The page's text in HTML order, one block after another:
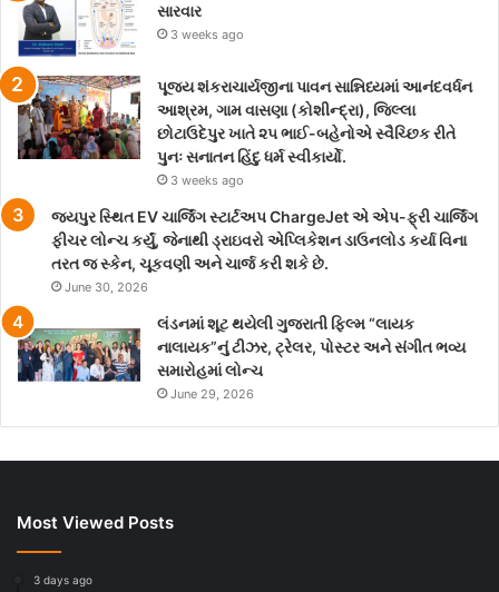
સારવાર
3 weeks ago
પૂજ્ય શંકરાચાર્યજીના પાવન સાન્નિધ્યમાં આનંદવર્ધન
આશ્રમ, ગામ વાસણા (કોશીન્દ્રા), જિલ્લા
છોટાઉદેપુર ખાતે ૨૫ ભાઈ-બહેનોએ સ્વૈચ્છિક રીતે
પુનઃ સનાતન હિંદુ ધર્મ સ્વીકાર્યો.
3 weeks ago
જયપુર સ્થિત EV ચાર્જિંગ સ્ટાર્ટઅપ ChargeJet એ એપ-ફ્રી ચાર્જિંગ
ફીચર લોન્ચ કર્યું, જેનાથી ડ્રાઇવરો એપ્લિકેશન ડાઉનલોડ કર્યા વિના
તરત જ સ્કેન, ચૂકવણી અને ચાર્જ કરી શકે છે.
June 30, 2026
લંડનમાં શૂટ થયેલી ગુજરાતી ફિલ્મ “લાયક
નાલાયક”નું ટીઝર, ટ્રેલર, પોસ્ટર અને સંગીત ભવ્ય
સમારોહમાં લોન્ચ
June 29, 2026
Most Viewed Posts
3 days ago